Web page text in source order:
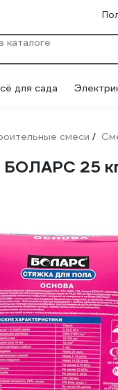
для сада
смеси /
БОЛАРС 25